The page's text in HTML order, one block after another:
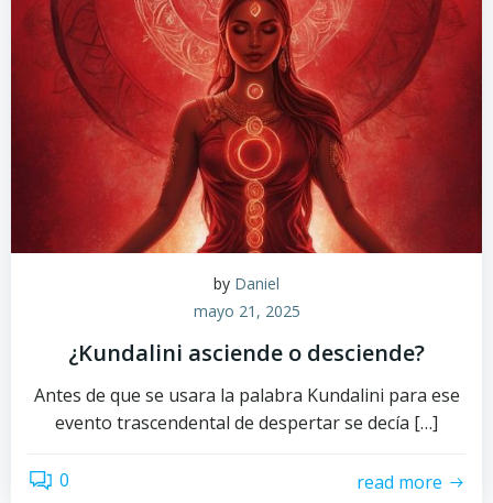
by Daniel
mayo 21, 2025
¿Kundalini asciende o desciende?
Antes de que se usara la palabra Kundalini para ese
evento trascendental de despertar se decía […]
0 read more